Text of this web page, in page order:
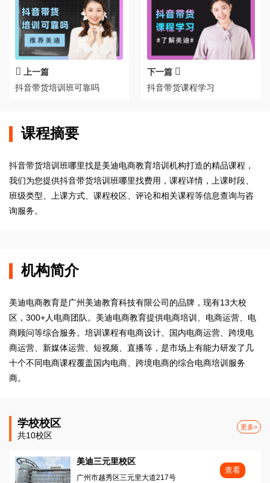
上一篇
抖音带货培训班可靠吗
下一篇
抖音带货课程学习
课程摘要
抖音带货培训班哪里找是美迪电商教育培训机构打造的精品课程，
我们为您提供抖音带货培训班哪里找费用，课程详情，上课时段、
班级类型、上课方式、课程校区、评论和相关课程等信息查询与咨
询服务。
机构简介
美迪电商教育是广州美迪教育科技有限公司的品牌，现有13大校
区，300+人电商团队。美迪电商教育提供电商培训、电商运营、电
商顾问等综合服务。培训课程有电商设计、国内电商运营、跨境电
商运营、新媒体运营、短视频、直播等，是市场上有能力研发了几
十个不同电商课程覆盖国内电商、跨境电商的综合电商培训服务
商。
学校校区
共10校区
更多>
美迪三元里校区
广州市越秀区三元里大道217号
查看